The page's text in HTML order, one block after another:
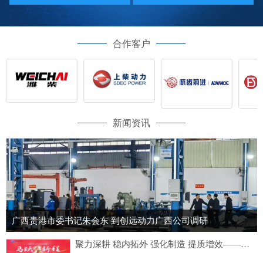
合作客户
新闻资讯
广西贵港市委书记朱会东 到创远动力广西公司调研
聚力深耕 稳内拓外 强化制造 提质增效——创远动力隆重召开2025年度工作总结大会